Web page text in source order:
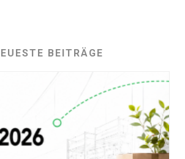
BEITRÄGE